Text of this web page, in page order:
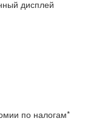
дисплей
по налогам*